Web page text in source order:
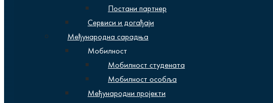
Постани партнер
Сервиси и догађаји
Међународна сарадња
Мобилност
Мобилност студената
Мобилност особља
Међународни пројекти